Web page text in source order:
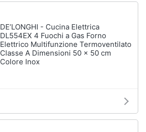
DE’LONGHI - Cucina Elettrica
DL554EX 4 Fuochi a Gas Forno
Elettrico Multifunzione Termoventilato
Classe A Dimensioni 50 x 50 cm
Colore Inox